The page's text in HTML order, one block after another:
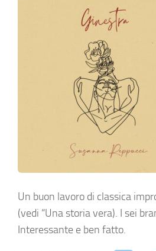
Un buon lavoro di classica
(vedi “Una storia vera). I sei
Interessante e ben fatto.